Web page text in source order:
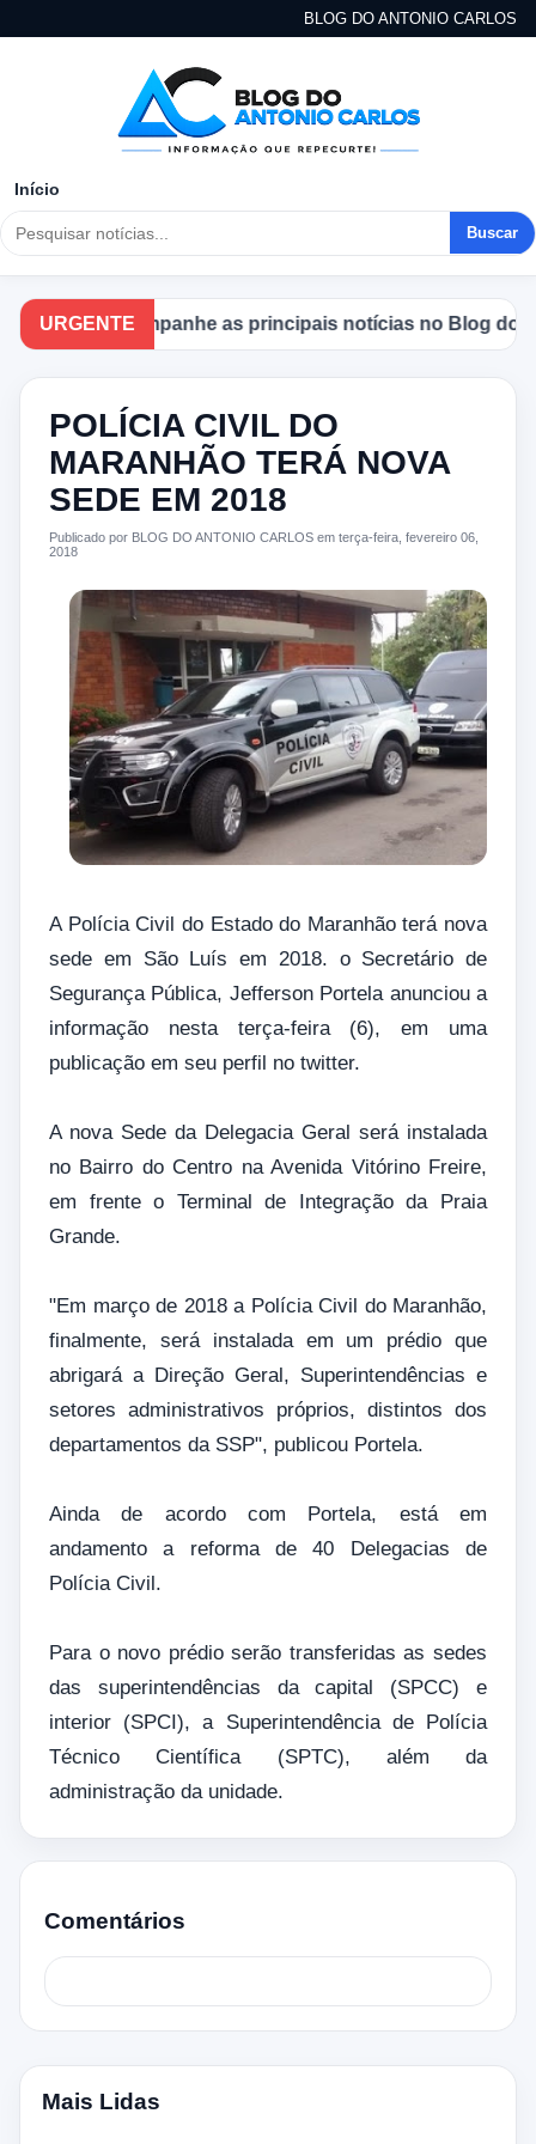
BLOG DO ANTONIO CARLOS
Início
Buscar
URGENTE
Acompanhe as principais notícias no Blog do
POLÍCIA CIVIL DO
MARANHÃO TERÁ NOVA
SEDE EM 2018
Publicado por BLOG DO ANTONIO CARLOS em terça-feira, fevereiro 06,
2018
A Polícia Civil do Estado do Maranhão terá nova
sede em São Luís em 2018. o Secretário de
Segurança Pública, Jefferson Portela anunciou a
informação nesta terça-feira (6), em uma
publicação em seu perfil no twitter.
A nova Sede da Delegacia Geral será instalada
no Bairro do Centro na Avenida Vitórino Freire,
em frente o Terminal de Integração da Praia
Grande.
"Em março de 2018 a Polícia Civil do Maranhão,
finalmente, será instalada em um prédio que
abrigará a Direção Geral, Superintendências e
setores administrativos próprios, distintos dos
departamentos da SSP", publicou Portela.
Ainda de acordo com Portela, está em
andamento a reforma de 40 Delegacias de
Polícia Civil.
Para o novo prédio serão transferidas as sedes
das superintendências da capital (SPCC) e
interior (SPCI), a Superintendência de Polícia
Técnico Científica (SPTC), além da
administração da unidade.
Comentários
Mais Lidas